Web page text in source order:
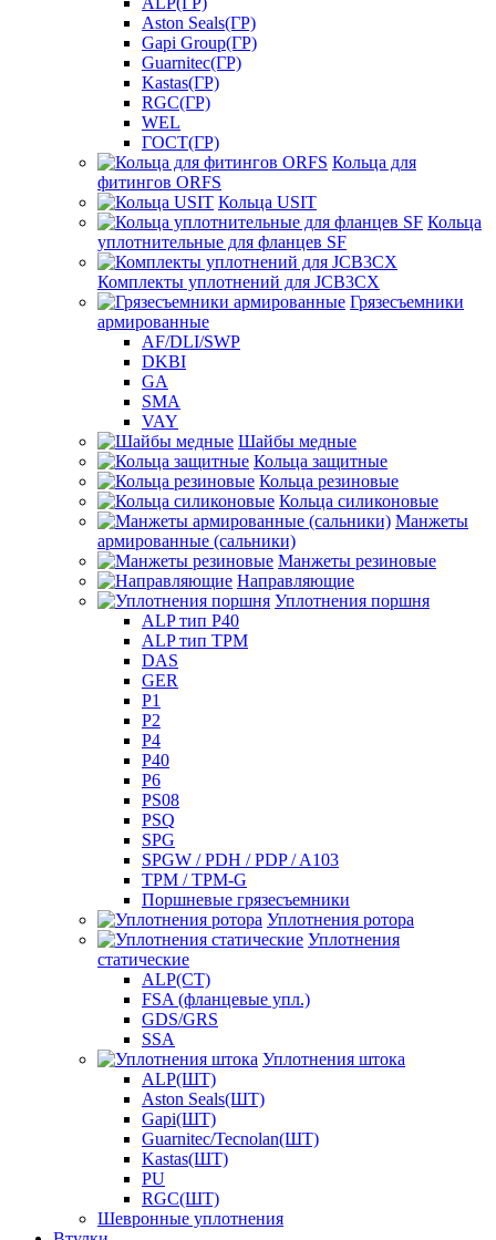
Aston Seals(ГР)
Gapi Group(ГР)
Guarnitec(ГР)
Kastas(ГР)
RGC(ГР)
WEL
ГОСТ(ГР)
Кольца для
фитингов ORFS
Кольца USIT
Кольца
уплотнительные для фланцев SF
Комплекты уплотнений для JCB3CX
Грязесъемники
армированные
AF/DLI/SWP
DKBI
GA
SMA
VAY
Шайбы медные
Кольца защитные
Кольца резиновые
Кольца силиконовые
Манжеты
армированные (сальники)
Манжеты резиновые
Направляющие
Уплотнения поршня
ALP тип P40
ALP тип TPM
DAS
GER
P1
P2
P4
P40
P6
PS08
PSQ
SPG
SPGW / PDH / PDP / A103
TPM / TPM-G
Поршневые грязесъемники
Уплотнения ротора
Уплотнения
статические
ALP(СТ)
FSA (фланцевые упл.)
GDS/GRS
SSA
Уплотнения штока
ALP(ШТ)
Aston Seals(ШТ)
Gapi(ШТ)
Guarnitec/Tecnolan(ШТ)
Kastas(ШТ)
PU
RGC(ШТ)
Шевронные уплотнения